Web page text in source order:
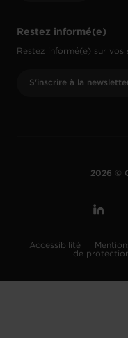
Restez informé(e)
Restez informé(e) sur vos
S'inscrire à la
2026 ©
Accessibilité
de